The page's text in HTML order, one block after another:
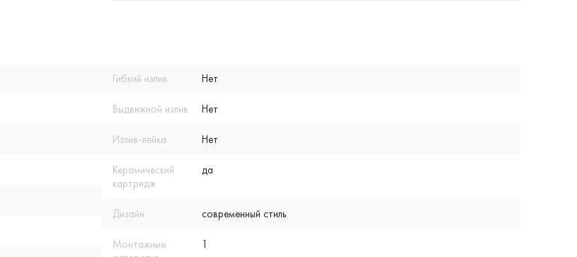
Гибкий излив Нет
Выдвижной излив Нет
Излив-лейка Нет
Керамический
картридж
да
Дизайн современный стиль
Монтажные
1